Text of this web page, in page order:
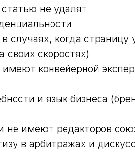
не удалят
случаях, когда страницу
скоростях)
имеют конвейерной
и язык бизнеса
не имеют редакторов
в арбитражах и